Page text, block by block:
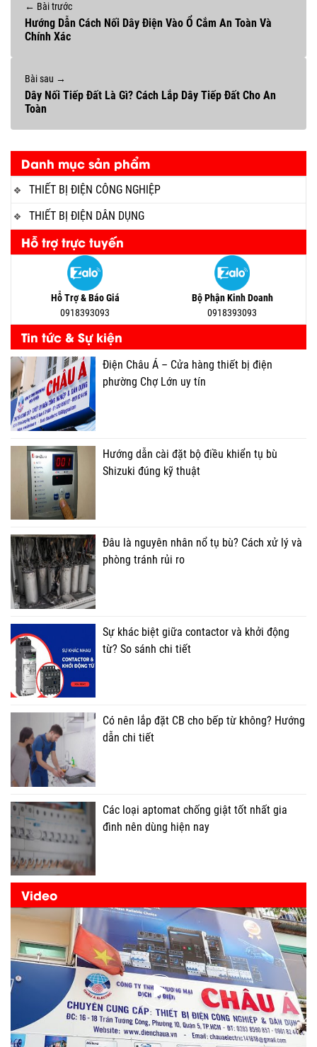
Danh mục sản phẩm
THIẾT BỊ ĐIỆN CÔNG NGHIỆP
THIẾT BỊ ĐIỆN DÂN DỤNG
Hỗ trợ trực tuyến
Hỗ Trợ & Báo Giá
0918393093
Bộ Phận Kinh Doanh
0918393093
Tin tức & Sự kiện
Điện Châu Á – Cửa hàng thiết bị điện
phường Chợ Lớn uy tín
Hướng dẫn cài đặt bộ điều khiển tụ bù
Shizuki đúng kỹ thuật
Đâu là nguyên nhân nổ tụ bù? Cách xử lý và
phòng tránh rủi ro
Sự khác biệt giữa contactor và khởi động
từ? So sánh chi tiết
Có nên lắp đặt CB cho bếp từ không? Hướng
dẫn chi tiết
Các loại aptomat chống giật tốt nhất gia
đình nên dùng hiện nay
Video
← Bài trước
Hướng Dẫn Cách Nối Dây Điện Vào Ổ Cắm An Toàn Và
Chính Xác
Bài sau →
Dây Nối Tiếp Đất Là Gì? Cách Lắp Dây Tiếp Đất Cho An
Toàn